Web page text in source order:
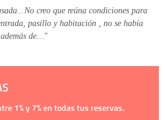
creo que reúna condiciones para
pasillo y habitación , no se había
de…"
1%y 7%en todas tus reservas.